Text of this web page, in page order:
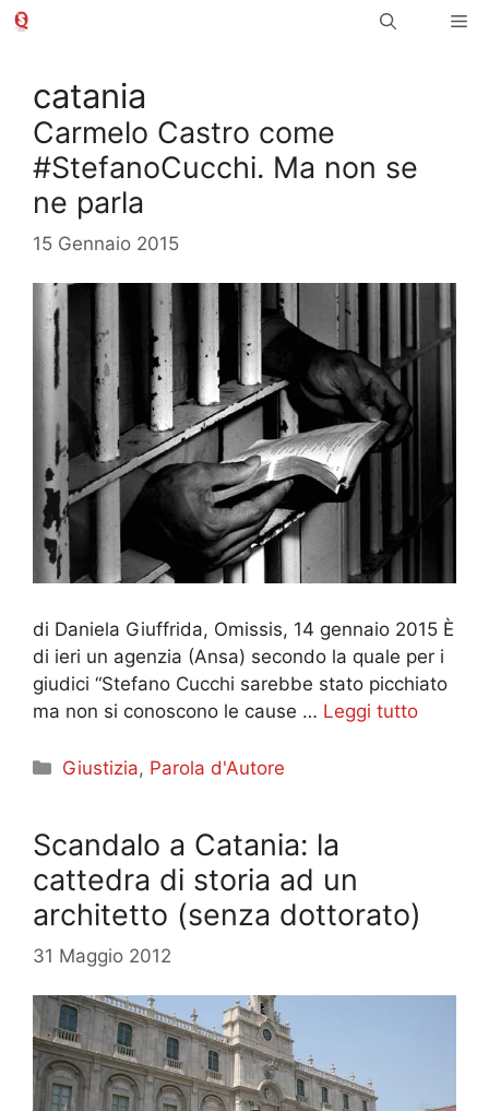
Vai
catania
Carmelo Castro come
#StefanoCucchi. Ma non se
ne parla
15 Gennaio 2015
di Daniela Giuffrida, Omissis, 14 gennaio 2015 È
di ieri un agenzia (Ansa) secondo la quale per i
giudici “Stefano Cucchi sarebbe stato picchiato
ma non si conoscono le cause … Leggi tutto
Categorie
Giustizia, Parola d'Autore
Scandalo a Catania: la
cattedra di storia ad un
architetto (senza dottorato)
31 Maggio 2012